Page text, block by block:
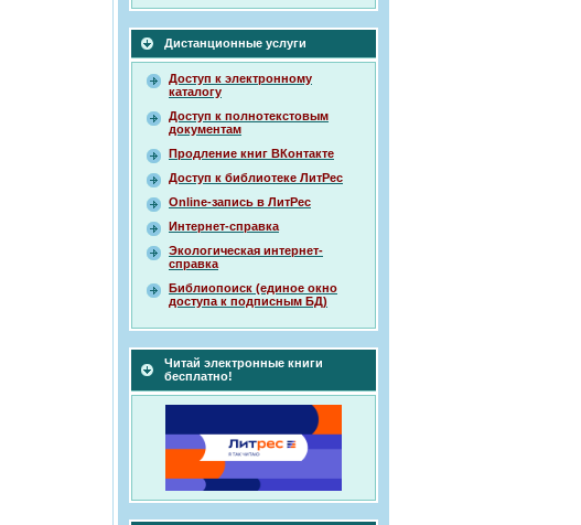
Дистанционные услуги
Доступ к электронному
каталогу
Доступ к полнотекстовым
документам
Продление книг ВКонтакте
Доступ к библиотеке ЛитРес
Online-запись в ЛитРес
Интернет-справка
Экологическая интернет-
справка
Библиопоиск (единое окно
доступа к подписным БД)
Читай электронные книги
бесплатно!